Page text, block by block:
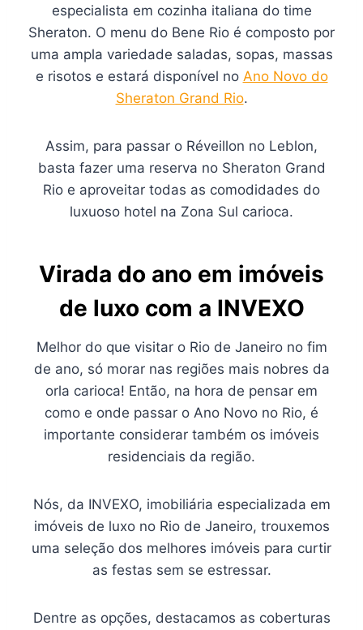
especialista em cozinha italiana do time
Sheraton. O menu do Bene Rio é composto por
uma ampla variedade saladas, sopas, massas
e risotos e estará disponível no Ano Novo do
Sheraton Grand Rio.
Assim, para passar o Réveillon no Leblon,
basta fazer uma reserva no Sheraton Grand
Rio e aproveitar todas as comodidades do
luxuoso hotel na Zona Sul carioca.
Virada do ano em imóveis
de luxo com a INVEXO
Melhor do que visitar o Rio de Janeiro no fim
de ano, só morar nas regiões mais nobres da
orla carioca! Então, na hora de pensar em
como e onde passar o Ano Novo no Rio, é
importante considerar também os imóveis
residenciais da região.
Nós, da INVEXO, imobiliária especializada em
imóveis de luxo no Rio de Janeiro, trouxemos
uma seleção dos melhores imóveis para curtir
as festas sem se estressar.
Dentre as opções, destacamos as coberturas